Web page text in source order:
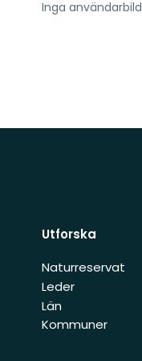
Inga
Utforska
Naturreservat
Leder
Län
Kommuner